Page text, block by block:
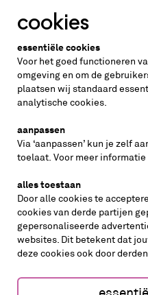
Altijd weten wat
vraag de
inschrijven
volg ons op
cookies aanpassen
cookies
essentiële cookies
Voor het goed functioneren
omgeving en om de
plaatsen wij standaard
analytische cookies.
aanpassen
Via ‘aanpassen’ kun je zelf
toelaat. Voor meer
alles toestaan
Door alle cookies te
cookies van derde partijen
gepersonaliseerde
websites. Dit betekent dat
deze cookies ook door